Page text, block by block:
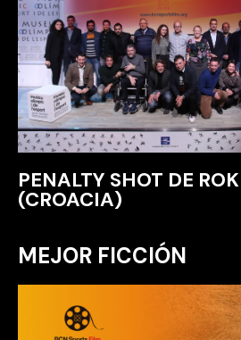
PENALTY SHOT DE
(CROACIA)
MEJOR FICCIÓN